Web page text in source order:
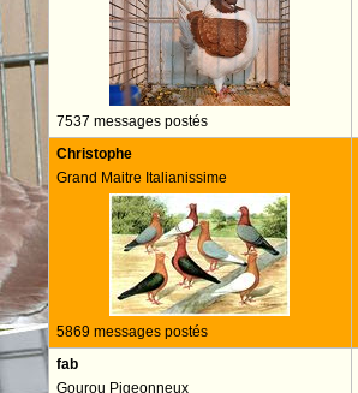
7537 messages postés
Christophe
Grand Maitre Italianissime
5869 messages postés
fab
Gourou Pigeonneux